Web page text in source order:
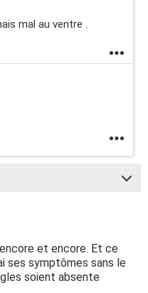
mal au ventre .
et encore. Et ce
ses symptômes sans le
soient absente